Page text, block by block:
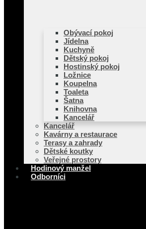
Obývací pokoj
Jídelna
Kuchyně
Dětský pokoj
Hostinský pokoj
Ložnice
Koupelna
Toaleta
Šatna
Knihovna
Kancelář
Kancelář
Kavárny a restaurace
Terasy a zahrady
Dětské koutky
Veřejné prostory
Hodinový manžel
Odborníci